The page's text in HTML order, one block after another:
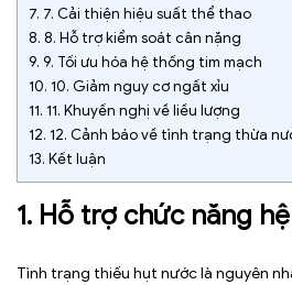
7. 7. Cải thiện hiệu suất thể thao
8. 8. Hỗ trợ kiểm soát cân nặng
9. 9. Tối ưu hóa hệ thống tim mạch
10. 10. Giảm nguy cơ ngất xỉu
11. 11. Khuyến nghị về liều lượng
12. 12. Cảnh báo về tình trạng thừa
13. Kết luận
1. Hỗ trợ chức năng
Tình trạng thiếu hụt nước là nguyên